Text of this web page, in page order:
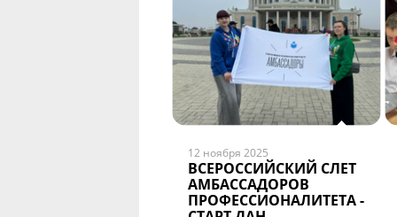
12 ноября 2025
ВСЕРОССИЙСКИЙ СЛЕТ
АМБАССАДОРОВ
ПРОФЕССИОНАЛИТЕТА -